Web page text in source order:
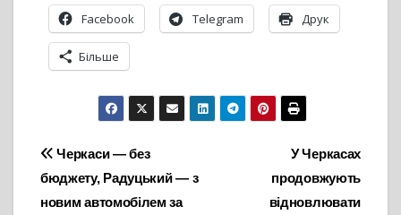
Facebook Telegram Друк
Більше
Навігація
записів
У Черкасах
продовжують
відновлювати
Черкаси — без
бюджету, Радуцький — з
новим автомобілем за